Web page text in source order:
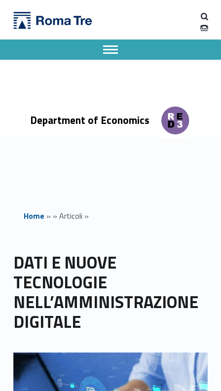
DATI E NUOVE TECNOLOGIE NELL’AMMINISTRAZIONE DIGITALE - Dipartimento di Economia
Department of Economics
Apri il menu secondario
Header info sidebar
Home » » Articoli »
DATI E NUOVE
TECNOLOGIE
NELL’AMMINISTRAZIONE
DIGITALE
Link identifier archive #link-archive-thumb-soap-61682